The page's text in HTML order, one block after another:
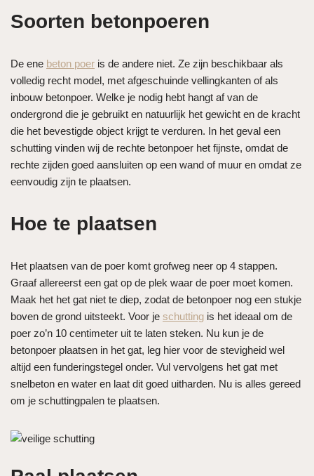
Soorten betonpoeren
De ene beton poer is de andere niet. Ze zijn beschikbaar als
volledig recht model, met afgeschuinde vellingkanten of als
inbouw betonpoer. Welke je nodig hebt hangt af van de
ondergrond die je gebruikt en natuurlijk het gewicht en de kracht
die het bevestigde object krijgt te verduren. In het geval een
schutting vinden wij de rechte betonpoer het fijnste, omdat de
rechte zijden goed aansluiten op een wand of muur en omdat ze
eenvoudig zijn te plaatsen.
Hoe te plaatsen
Het plaatsen van de poer komt grofweg neer op 4 stappen.
Graaf allereerst een gat op de plek waar de poer moet komen.
Maak het het gat niet te diep, zodat de betonpoer nog een stukje
boven de grond uitsteekt. Voor je schutting is het ideaal om de
poer zo’n 10 centimeter uit te laten steken. Nu kun je de
betonpoer plaatsen in het gat, leg hier voor de stevigheid wel
altijd een funderingstegel onder. Vul vervolgens het gat met
snelbeton en water en laat dit goed uitharden. Nu is alles gereed
om je schuttingpalen te plaatsen.